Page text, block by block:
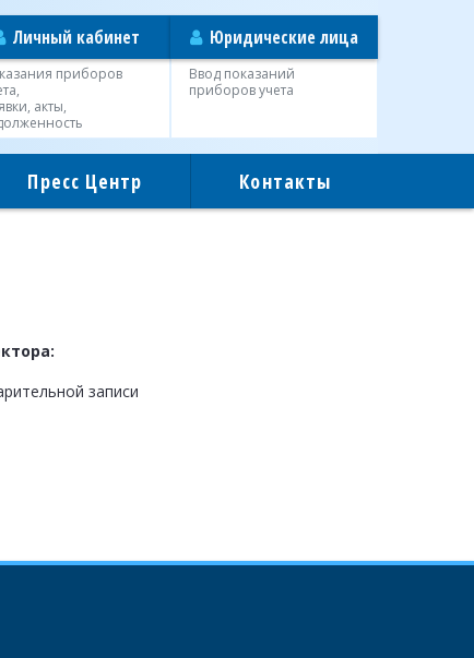
Личный кабинет
приборов
акты,
Юридические лица
Ввод показаний
приборов учета
Пресс Центр Контакты
записи